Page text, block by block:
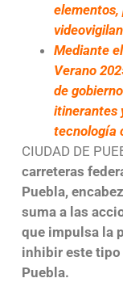
Mediante
Verano
de
itinerantes
tecnología
CIUDAD DE
carreteras
Puebla,
suma a las
que impulsa la
inhibir este
Puebla.